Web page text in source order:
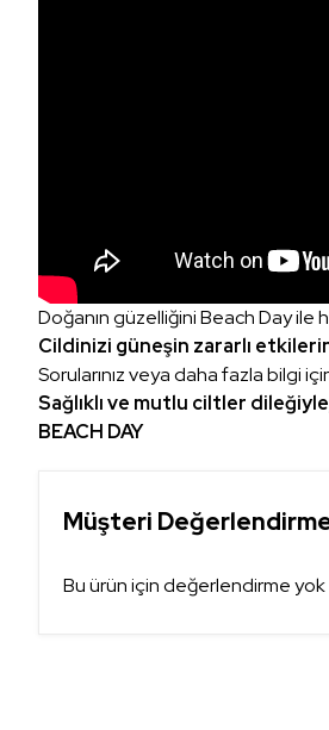
Doğanın güzelliğini Beach Day ile
Cildinizi güneşin zararlı
Sorularınız veya daha fazla bilgi
Sağlıklı ve mutlu ciltler
BEACH DAY
Müşteri
Bu ürün için değerlendirme yok